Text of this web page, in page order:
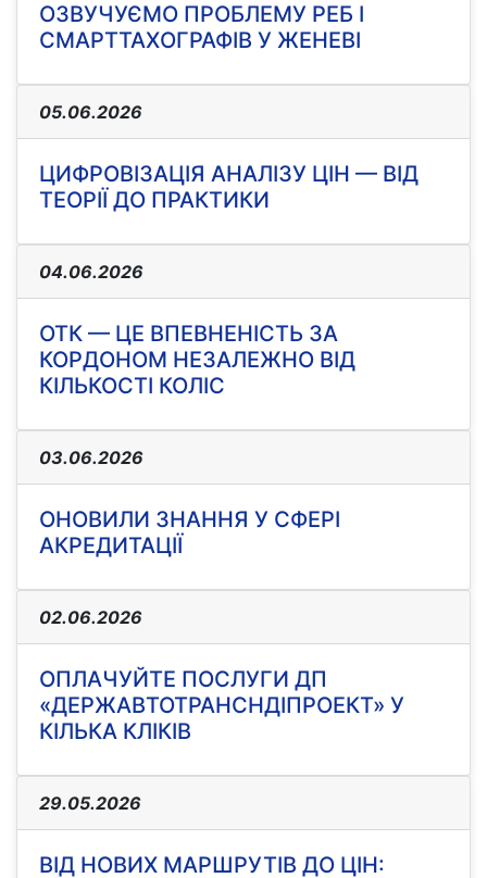
ОЗВУЧУЄМО ПРОБЛЕМУ РЕБ І
СМАРТТАХОГРАФІВ У ЖЕНЕВІ
05.06.2026
ЦИФРОВІЗАЦІЯ АНАЛІЗУ ЦІН — ВІД
ТЕОРІЇ ДО ПРАКТИКИ
04.06.2026
ОТК — ЦЕ ВПЕВНЕНІСТЬ ЗА
КОРДОНОМ НЕЗАЛЕЖНО ВІД
КІЛЬКОСТІ КОЛІС
03.06.2026
ОНОВИЛИ ЗНАННЯ У СФЕРІ
АКРЕДИТАЦІЇ
02.06.2026
ОПЛАЧУЙТЕ ПОСЛУГИ ДП
«ДЕРЖАВТОТРАНСНДІПРОЕКТ» У
КІЛЬКА КЛІКІВ
29.05.2026
ВІД НОВИХ МАРШРУТІВ ДО ЦІН: